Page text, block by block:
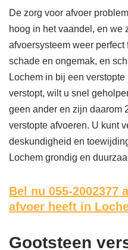
De zorg voor afvoer
hoog in het vaandel, en we
afvoersysteem weer
schade en ongemak, en
Lochem in bij een verstopte
verstopt, wilt u snel
geen ander en zijn daarom
verstopte afvoeren. U kunt
deskundigheid en
Lochem grondig en
Bel nu 055-2002377
afvoer heeft in
Gootsteen